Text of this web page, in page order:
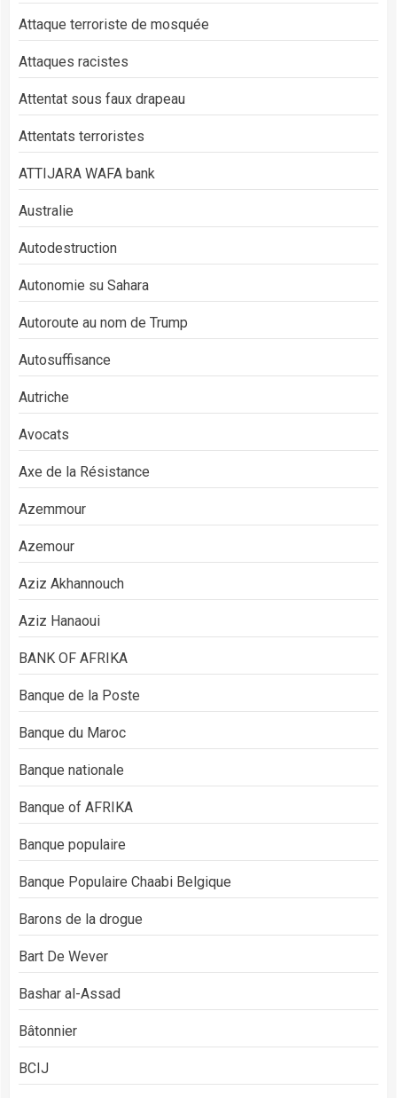
Attaque terroriste de mosquée
Attaques racistes
Attentat sous faux drapeau
Attentats terroristes
ATTIJARA WAFA bank
Australie
Autodestruction
Autonomie su Sahara
Autoroute au nom de Trump
Autosuffisance
Autriche
Avocats
Axe de la Résistance
Azemmour
Azemour
Aziz Akhannouch
Aziz Hanaoui
BANK OF AFRIKA
Banque de la Poste
Banque du Maroc
Banque nationale
Banque of AFRIKA
Banque populaire
Banque Populaire Chaabi Belgique
Barons de la drogue
Bart De Wever
Bashar al-Assad
Bâtonnier
BCIJ